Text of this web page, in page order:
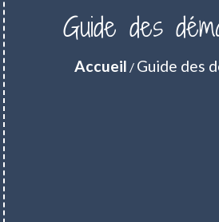
Guide des
Accueil / Guide des